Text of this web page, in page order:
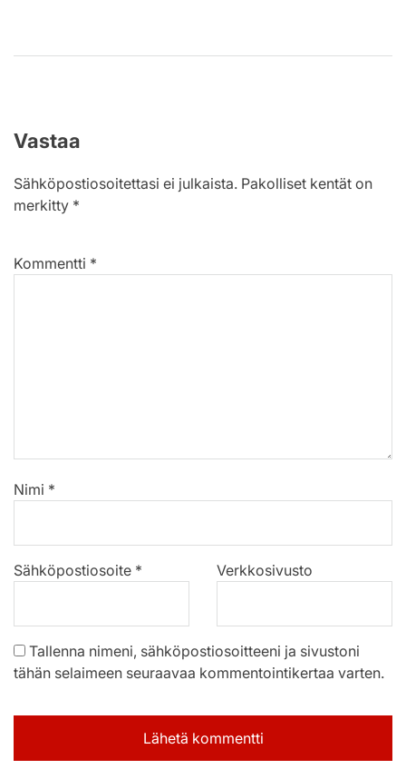
Vastaa
Sähköpostiosoitettasi ei julkaista. Pakolliset kentät on
merkitty *
Kommentti *
Nimi *
Sähköpostiosoite * Verkkosivusto
Tallenna nimeni, sähköpostiosoitteeni ja sivustoni
tähän selaimeen seuraavaa kommentointikertaa varten.